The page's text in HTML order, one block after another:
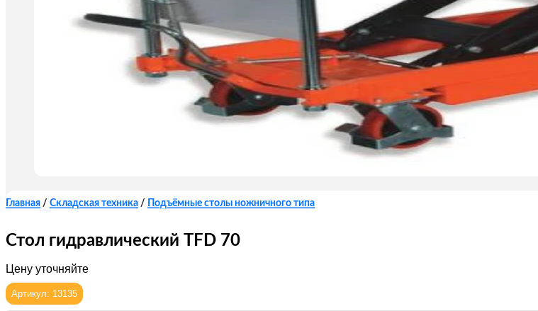
Главная / Складская техника / Подъёмные столы ножничного типа
Стол гидравлический TFD 70
Цену уточняйте
Артикул: 13135